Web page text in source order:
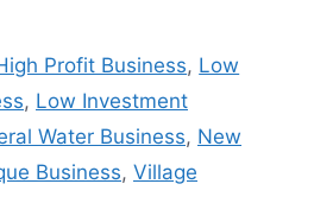
Profit Business, Low
, Low Investment
Water Business, New
Business, Village